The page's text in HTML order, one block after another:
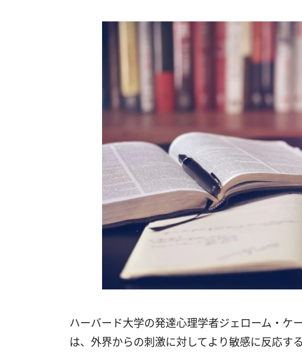
ハーバード大学の発達心理学者ジェローム・ケ
は、外界からの刺激に対してより敏感に反応す